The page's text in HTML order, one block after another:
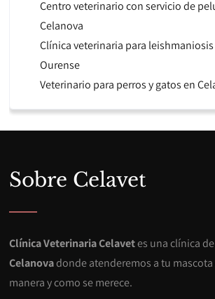
Centro veterinario con servicio de
Celanova
Clínica veterinaria para
Ourense
Veterinario para perros y gatos en
Sobre Celavet
Clínica Veterinaria Celavetes una clínica
Celanovadonde atenderemos a tu
manera y como se merece.